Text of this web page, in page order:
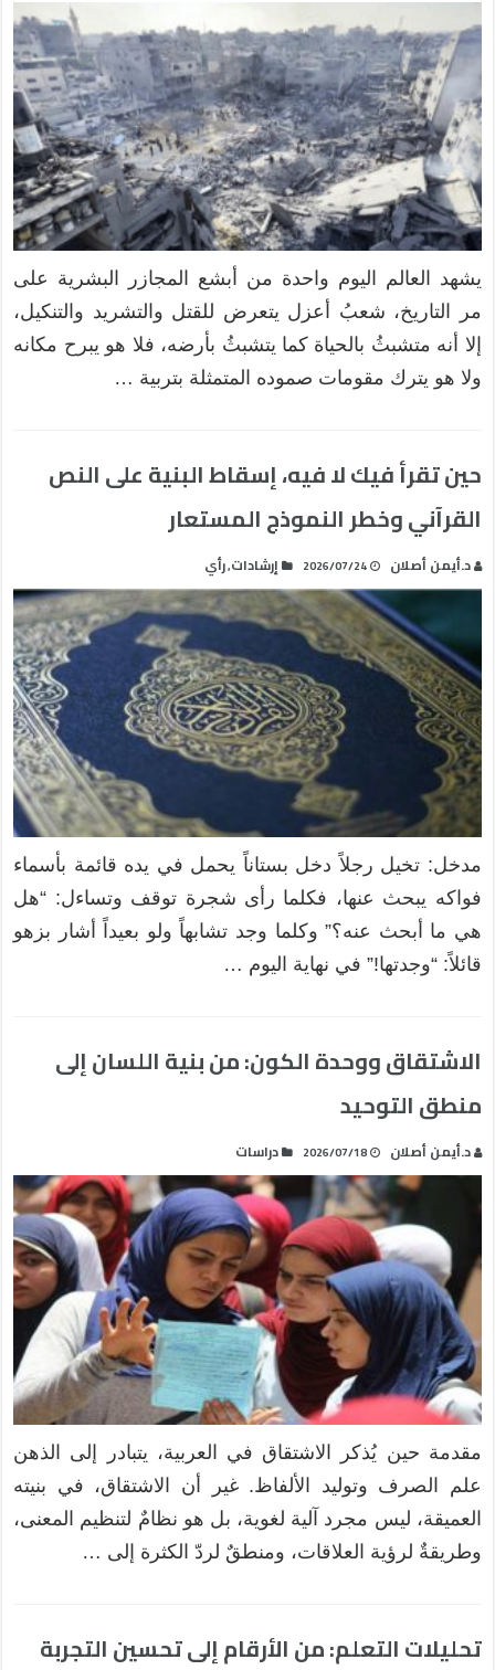
يشهد العالم اليوم واحدة من أبشع المجازر البشرية على
مر التاريخ، شعبُ أعزل يتعرض للقتل والتشريد والتنكيل،
إلا أنه متشبثُ بالحياة كما يتشبثُ بأرضه، فلا هو يبرح مكانه
ولا هو يترك مقومات صموده المتمثلة بتربية …
حين تقرأ فيك لا فيه، إسقاط البنية على النص
القرآني وخطر النموذج المستعار
د.أيمن أصلان 2026/07/24 إرشادات,رأي
مدخل: تخيل رجلاً دخل بستاناً يحمل في يده قائمة بأسماء
فواكه يبحث عنها، فكلما رأى شجرة توقف وتساءل: “هل
هي ما أبحث عنه؟” وكلما وجد تشابهاً ولو بعيداً أشار بزهو
قائلاً: “وجدتها!” في نهاية اليوم …
الاشتقاق ووحدة الكون: من بنية اللسان إلى
منطق التوحيد
د.أيمن أصلان 2026/07/18 دراسات
مقدمة حين يُذكر الاشتقاق في العربية، يتبادر إلى الذهن
علم الصرف وتوليد الألفاظ. غير أن الاشتقاق، في بنيته
العميقة، ليس مجرد آلية لغوية، بل هو نظامٌ لتنظيم المعنى،
وطريقةٌ لرؤية العلاقات، ومنطقٌ لردّ الكثرة إلى …
تحليلات التعلم: من الأرقام إلى تحسين التجربة